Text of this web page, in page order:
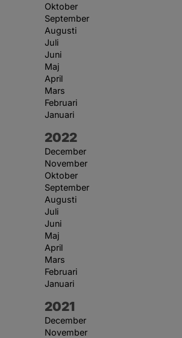
Oktober
September
Augusti
Juli
Juni
Maj
April
Mars
Februari
Januari
År:
2022
December
November
Oktober
September
Augusti
Juli
Juni
Maj
April
Mars
Februari
Januari
År:
2021
December
November